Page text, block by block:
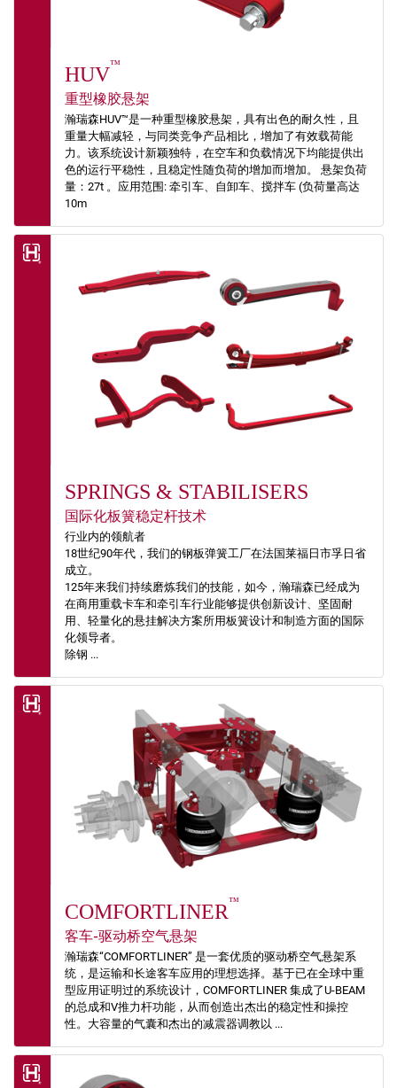
HUV™
重型橡胶悬架
瀚瑞森HUV™是一种重型橡胶悬架，具有出色的耐久性，且
重量大幅减轻，与同类竞争产品相比，增加了有效载荷能
力。该系统设计新颖独特，在空车和负载情况下均能提供出
色的运行平稳性，且稳定性随负荷的增加而增加。 悬架负荷
量：27t 。应用范围: 牵引车、自卸车、搅拌车 (负荷量高达
10m
SPRINGS & STABILISERS
国际化板簧稳定杆技术
行业内的领航者
18世纪90年代，我们的钢板弹簧工厂在法国莱福日市孚日省
成立。
125年来我们持续磨炼我们的技能，如今，瀚瑞森已经成为
在商用重载卡车和牵引车行业能够提供创新设计、坚固耐
用、轻量化的悬挂解决方案所用板簧设计和制造方面的国际
化领导者。
除钢 ...
COMFORTLINER™
客车-驱动桥空气悬架
瀚瑞森“COMFORTLINER” 是一套优质的驱动桥空气悬架系
统，是运输和长途客车应用的理想选择。基于已在全球中重
型应用证明过的系统设计，COMFORTLINER 集成了U-BEAM
的总成和V推力杆功能，从而创造出杰出的稳定性和操控
性。大容量的气囊和杰出的减震器调教以 ...